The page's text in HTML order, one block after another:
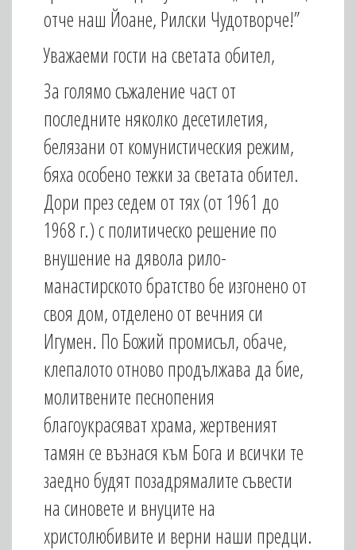
отче наш Йоане, Рилски Чудотворче!”
Уважаеми гости на светата обител,
За голямо съжаление част от
последните няколко десетилетия,
белязани от комунистическия режим,
бяха особено тежки за светата обител.
Дори през седем от тях (от 1961 до
1968 г.) с политическо решение по
внушение на дявола рило-
манастирското братство бе изгонено от
своя дом, отделено от вечния си
Игумен. По Божий промисъл, обаче,
клепалото отново продължава да бие,
молитвените песнопения
благоукрасяват храма, жертвеният
тамян се възнася към Бога и всички те
заедно будят позадрямалите съвести
на синовете и внуците на
христолюбивите и верни наши предци.